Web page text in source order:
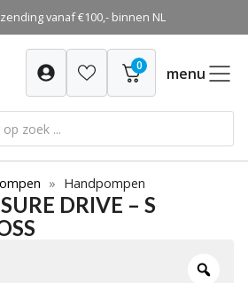
vanaf €100,- binnen NL
0 menu
» Handpompen
DRIVE – S